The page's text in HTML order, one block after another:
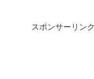
スポンサーリンク